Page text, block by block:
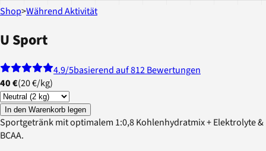
Shop>Während Aktivität
U Sport
4.9/5basierend auf 812 Bewertungen
40 €(20 €/kg)
In den Warenkorb legen
Sportgetränk mit optimalem 1:0,8 Kohlenhydratmix + Elektrolyte &
BCAA.